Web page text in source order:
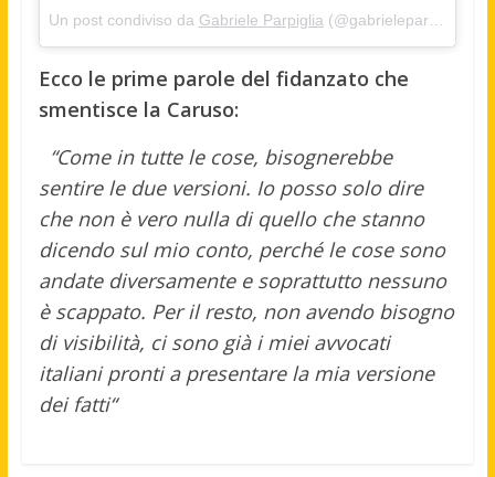
Un post condiviso da Gabriele Parpiglia(@gabrieleparpiglia) in data:
Ecco le prime parole del fidanzato che
smentisce la Caruso:
“Come in tutte le cose, bisognerebbe
sentire le due versioni. Io posso solo dire
che non è vero nulla di quello che stanno
dicendo sul mio conto, perché le cose sono
andate diversamente e soprattutto nessuno
è scappato. Per il resto, non avendo bisogno
di visibilità, ci sono già i miei avvocati
italiani pronti a presentare la mia versione
dei fatti“